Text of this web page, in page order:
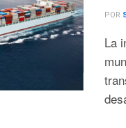
POR
La